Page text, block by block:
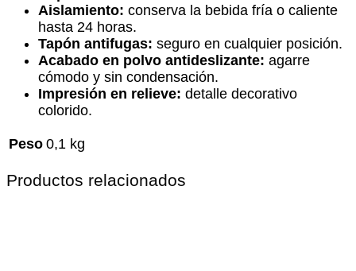
Aislamiento: conserva la bebida fría o caliente
hasta 24 horas.
Tapón antifugas: seguro en cualquier posición.
Acabado en polvo antideslizante: agarre
cómodo y sin condensación.
Impresión en relieve: detalle decorativo
colorido.
Peso 0,1 kg
Productos relacionados